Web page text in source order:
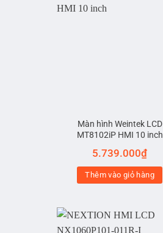
Màn hình Weintek LCD
MT8102iP HMI 10 inch
5.739.000₫
Thêm vào giỏ hàng